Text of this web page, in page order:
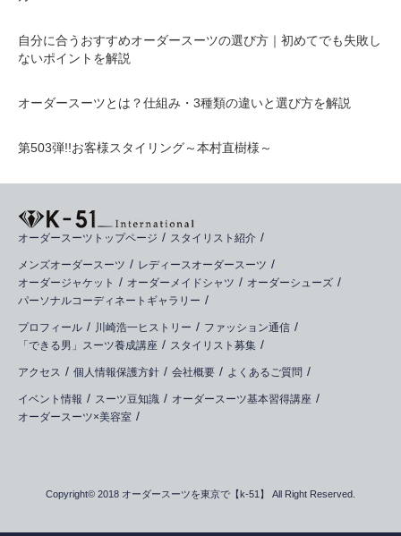
自分に合うおすすめオーダースーツの選び方｜初めてでも失敗し
ないポイントを解説
オーダースーツとは？仕組み・3種類の違いと選び方を解説
第503弾!!お客様スタイリング～本村直樹様～
オーダースーツトップページ スタイリスト紹介
メンズオーダースーツ
レディースオーダースーツ
オーダージャケット
オーダーメイドシャツ
オーダーシューズ
パーソナルコーディネートギャラリー
プロフィール 川崎浩一ヒストリー
ファッション通信
「できる男」スーツ養成講座
スタイリスト募集
アクセス 個人情報保護方針 会社概要 よくあるご質問
イベント情報 スーツ豆知識
オーダースーツ基本習得講座
オーダースーツ×美容室
Copyright© 2018 オーダースーツを東京で【k-51】 All Right Reserved.